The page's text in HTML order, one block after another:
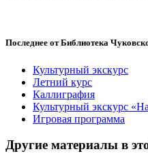
Последнее от Библиотека
Культурный экскурс
Летний курс
Каллиграфия
Культурный экскурс
Игровая программа
Другие материалы в